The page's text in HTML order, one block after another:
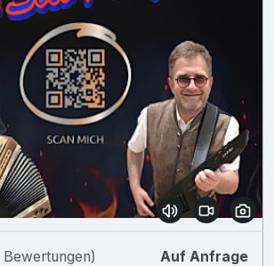
Bewertungen) Auf Anfrage